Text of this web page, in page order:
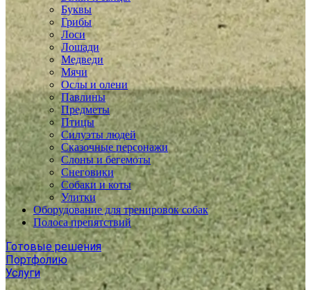
Буквы
Грибы
Лоси
Лошади
Медведи
Мячи
Ослы и олени
Павлины
Предметы
Птицы
Силуэты людей
Сказочные персонажи
Слоны и бегемоты
Снеговики
Собаки и коты
Улитки
Оборудование для тренировок собак
Полоса препятствий
Готовые решения
Портфолию
Услуги